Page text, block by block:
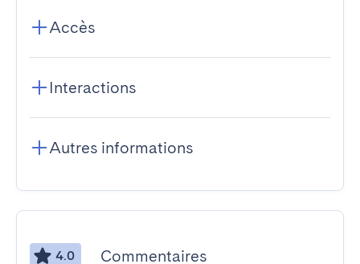
Accès
Interactions
Autres informations
4.0 Commentaires